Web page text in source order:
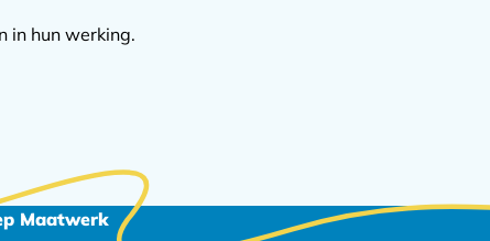
in hun werking.
Maatwerk